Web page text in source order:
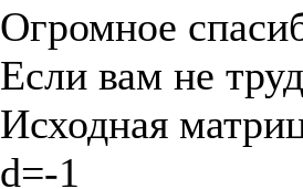
Огромное
Если вам не
Исходная
d=-1